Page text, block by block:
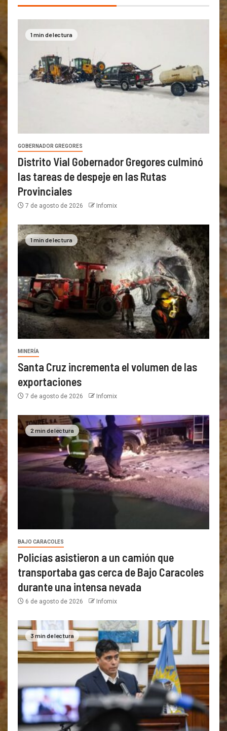
1 min de lectura
GOBERNADOR GREGORES
Distrito Vial Gobernador Gregores culminó
las tareas de despeje en las Rutas
Provinciales
7 de agosto de 2026 Infomix
1 min de lectura
MINERÍA
Santa Cruz incrementa el volumen de las
exportaciones
7 de agosto de 2026 Infomix
2 min de lectura
BAJO CARACOLES
Policías asistieron a un camión que
transportaba gas cerca de Bajo Caracoles
durante una intensa nevada
6 de agosto de 2026 Infomix
3 min de lectura